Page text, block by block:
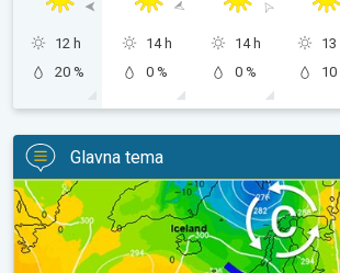
12 h
20 %
14 h
0 %
14 h
0 %
13
10
Glavna tema
Vrući dani i dalje, toplije do utorka. Ne i